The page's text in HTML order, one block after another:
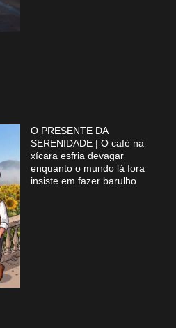
O PRESENTE DA
SERENIDADE | O café na
xícara esfria devagar
enquanto o mundo lá fora
insiste em fazer barulho